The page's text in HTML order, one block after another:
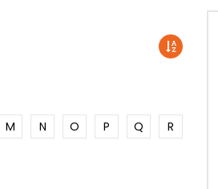
M N O P Q
R